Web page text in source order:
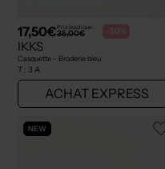
17,50€Prix boutique :
35,00€ -50%
IKKS
Casquette - Broderie bleu
T : 3 A
ACHAT EXPRESS
NEW